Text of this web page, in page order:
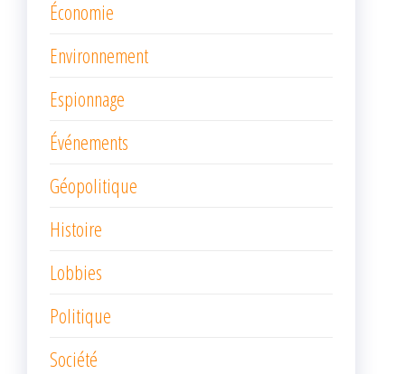
Économie
Environnement
Espionnage
Événements
Géopolitique
Histoire
Lobbies
Politique
Société